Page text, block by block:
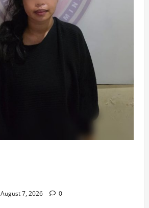
August 7, 2026 0